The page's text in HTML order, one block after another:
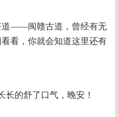
道——闽赣古道，曾经有无
看，你就会知道这里还有
长的舒了口气，晚安！